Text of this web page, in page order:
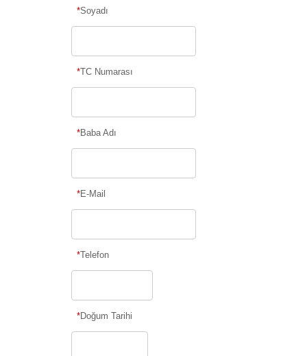
*Soyadı
*TC Numarası
*Baba Adı
*E-Mail
*Telefon
*Doğum Tarihi